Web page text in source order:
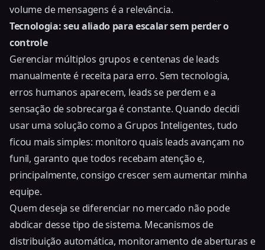
volume de mensagens é a relevância.
Tecnologia: seu aliado para escalar sem perder o
controle
Gerenciar múltiplos grupos e centenas de leads
manualmente é receita para erro. Sem tecnologia,
erros humanos aparecem, leads se perdem e a
sensação de sobrecarga é constante. Quando decidi
usar uma solução como a Grupos Inteligentes, tudo
ficou mais simples: monitoro quais leads avançam no
funil, garanto que todos recebam atenção e,
principalmente, consigo crescer sem aumentar minha
equipe.
Quem deseja se diferenciar no mercado não pode
abdicar desse tipo de sistema. Mecanismos de
distribuição automática, monitoramento de aberturas e